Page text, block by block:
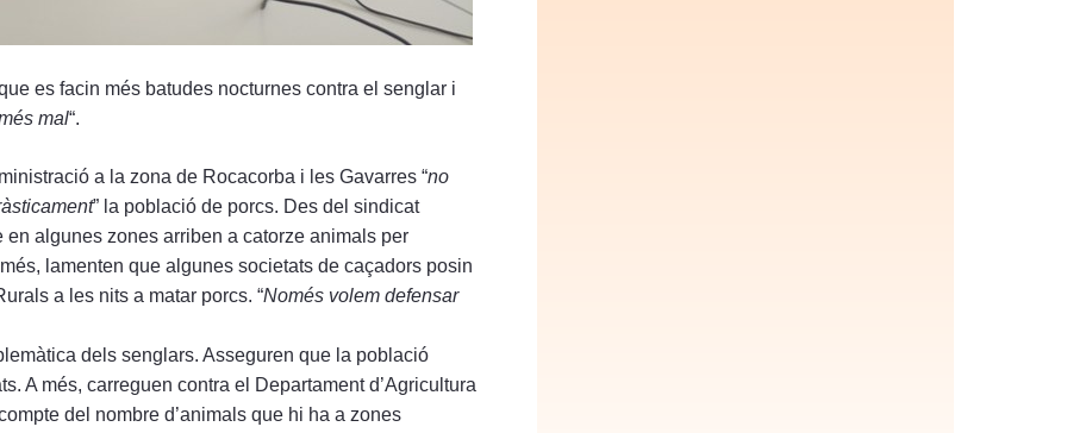
es facin més batudes nocturnes contra el senglar i
mal“.
a la zona de Rocacorba i les Gavarres “no
” la població de porcs. Des del sindicat
en algunes zones arriben a catorze animals per
lamenten que algunes societats de caçadors posin
a les nits a matar porcs. “Només volem defensar
dels senglars. Asseguren que la població
A més, carreguen contra el Departament d’Agricultura
del nombre d’animals que hi ha a zones